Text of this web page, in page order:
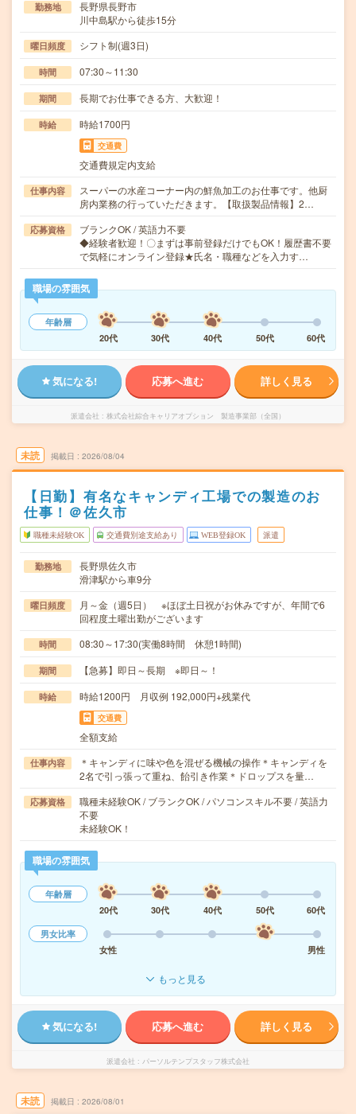
勤務地
長野県長野市
川中島駅から徒歩15分
曜日頻度 シフト制(週3日)
時間 07:30～11:30
期間 長期でお仕事できる方、大歓迎！
時給 時給1700円
交通費
交通費規定内支給
仕事内容
スーパーの水産コーナー内の鮮魚加工のお仕事です。他厨
房内業務の行っていただきます。【取扱製品情報】2…
応募資格
ブランクOK / 英語力不要
◆経験者歓迎！〇まずは事前登録だけでもOK！履歴書不要
で気軽にオンライン登録★氏名・職種などを入力す…
職場の雰囲気
年齢層
20代
30代 40代 50代 60代
気になる! 応募へ進む 詳しく見る
派遣会社 株式会社綜合キャリアオプション 製造事業部（全国）
未読 掲載日 2026/08/04
【日勤】有名なキャンディ工場での製造のお
仕事！＠佐久市
職種未経験OK 交通費別途支給あり WEB登録OK 派遣
勤務地
長野県佐久市
滑津駅から車9分
曜日頻度
月～金（週5日） ※ほぼ土日祝がお休みですが、年間で6
回程度土曜出勤がございます
時間 08:30～17:30(実働8時間 休憩1時間)
期間 【急募】即日～長期 ※即日～！
時給 時給1200円 月収例 192,000円+残業代
交通費
全額支給
仕事内容
＊キャンディに味や色を混ぜる機械の操作＊キャンディを
2名で引っ張って重ね、飴引き作業＊ドロップスを量…
応募資格
職種未経験OK / ブランクOK / パソコンスキル不要 / 英語力
不要
未経験OK！
職場の雰囲気
年齢層
20代
30代 40代 50代
60代
男女比率
女性
男性
もっと見る
気になる! 応募へ進む 詳しく見る
派遣会社 パーソルテンプスタッフ株式会社
未読 掲載日 2026/08/01